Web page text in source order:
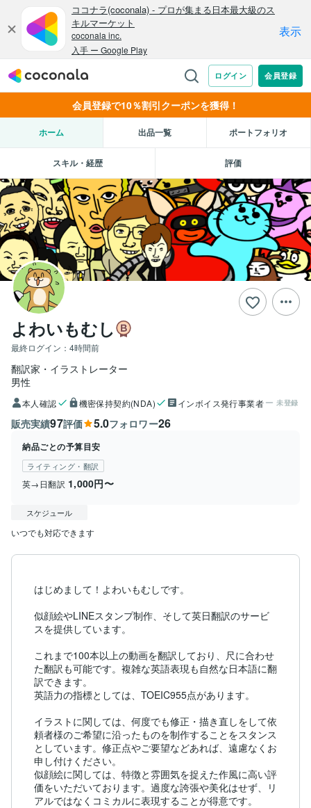
会員登録で10％割引クーポンを獲得！
ホーム 出品一覧 ポートフォリオ
スキル・経歴 評価
よわいもむし
最終ログイン： 4時間前
翻訳家・イラストレーター
男性
本人確認 機密保持契約(NDA) インボイス発行事業者 未登録
販売実績97評価 5.0フォロワー26
納品ごとの予算目安
ライティング・翻訳
英→日翻訳 1,000円〜
スケジュール
いつでも対応できます
はじめまして！よわいもむしです。
似顔絵やLINEスタンプ制作、そして英日翻訳のサービ
スを提供しています。
これまで100本以上の動画を翻訳しており、尺に合わせ
た翻訳も可能です。複雑な英語表現も自然な日本語に翻
訳できます。
英語力の指標としては、TOEIC955点があります。
イラストに関しては、何度でも修正・描き直しをして依
頼者様のご希望に沿ったものを制作することをスタンス
としています。修正点やご要望などあれば、遠慮なくお
申し付けください。
似顔絵に関しては、特徴と雰囲気を捉えた作風に高い評
価をいただいております。過度な誇張や美化はせず、リ
アルではなくコミカルに表現することが得意です。